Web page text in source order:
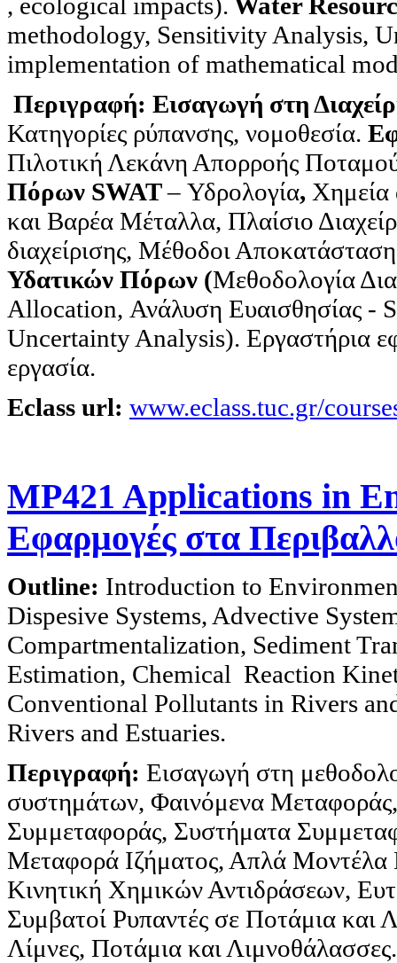
methodology, Sensitivity Analysis,
implementation of mathematical
Περιγραφή: Εισαγωγή στη
Κατηγορίες ρύπανσης, νομοθεσία.
Πιλοτική Λεκάνη Απορροής
Πόρων SWAT– Υδρολογία,
και Βαρέα Μέταλλα, Πλαίσιο
διαχείρισης, Μέθοδοι
Υδατικών Πόρων (Μεθοδολογία
Allocation, Ανάλυση Ευαισθησίας -
Uncertainty Analysis). Εργαστήρια
εργασία.
Eclass url: www.eclass.tuc.gr/
MP421 Applications in
Εφαρμογές στα
Outline: Introduction to
Dispesive Systems, Advective
Compartmentalization, Sediment
Estimation, Chemical Reaction
Conventional Pollutants in Rivers
Rivers and Estuaries.
Περιγραφή: Εισαγωγή στη
συστημάτων, Φαινόμενα
Συμμεταφοράς, Συστήματα
Μεταφορά Ιζήματος, Απλά
Κινητική Χημικών Αντιδράσεων,
Συμβατοί Ρυπαντές σε Ποτάμια και
Λίμνες, Ποτάμια και Λιμνοθάλασσες.